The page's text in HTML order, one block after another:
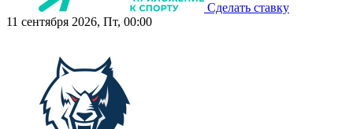
Сделать ставку
11 сентября 2026, Пт, 00:00